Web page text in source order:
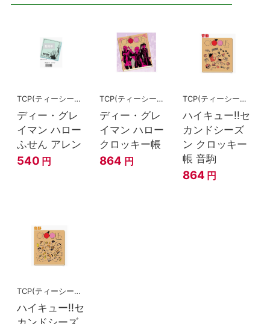
TCP(ティーシーピー)
ディー・グレ
イマン ハロー
ふせん アレン
540 円
TCP(ティーシーピー)
ディー・グレ
イマン ハロー
クロッキー帳
864 円
TCP(ティーシーピー)
ハイキュー!!セ
カンドシーズ
ン クロッキー
帳 音駒
864 円
TCP(ティーシーピー)
ハイキュー!!セ